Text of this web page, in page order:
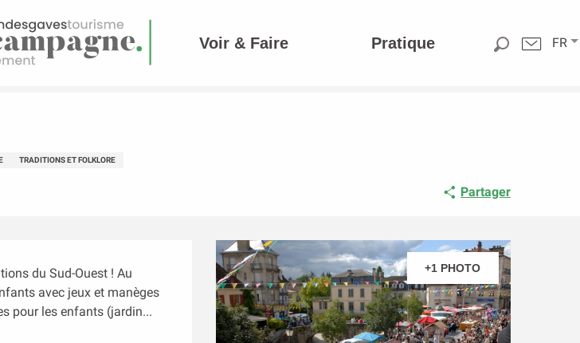
FR
Voir & Faire Pratique
TRADITIONS ET FOLKLORE
Partager
+1 PHOTO
du Sud-Ouest ! Au
avec jeux et manèges
pour les enfants (jardin...